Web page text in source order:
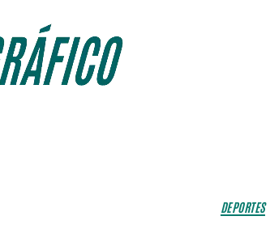
DEPORTES